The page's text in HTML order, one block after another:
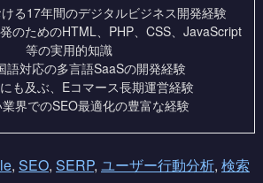
ける17年間のデジタルビジネス開発経験
のためのHTML、PHP、CSS、JavaScript
等の実用的知識
語対応の多言語SaaSの開発経験
も及ぶ、Eコマース長期運営経験
業界でのSEO最適化の豊富な経験
, SEO, SERP, ユーザー行動分析, 検索